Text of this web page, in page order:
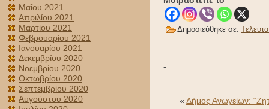
Μαΐου 2021
Απριλίου 2021
Μαρτίου 2021
Φεβρουαρίου 2021
Ιανουαρίου 2021
Δεκεμβρίου 2020
Νοεμβρίου 2020
Οκτωβρίου 2020
Σεπτεμβρίου 2020
Αυγούστου 2020
Δημοσιεύθηκε σε:
-
« Δήμος Ανωγείων: